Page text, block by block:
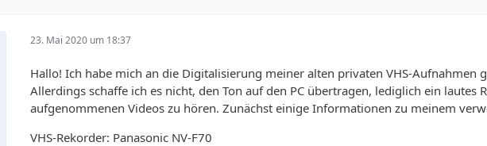
23. Mai 2020 um 18:37
Hallo! Ich habe mich an die Digitalisierung meiner alten privaten VHS-Aufnahmen
Allerdings schaffe ich es nicht, den Ton auf den PC übertragen, lediglich ein lautes
aufgenommenen Videos zu hören. Zunächst einige Informationen zu meinem
VHS-Rekorder: Panasonic NV-F70